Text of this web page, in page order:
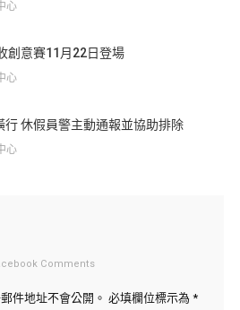
心
創意賽11月22日登場
心
休假員警主動通報並協助排除
心
Comments
件地址不會公開。 必填欄位標示為 *